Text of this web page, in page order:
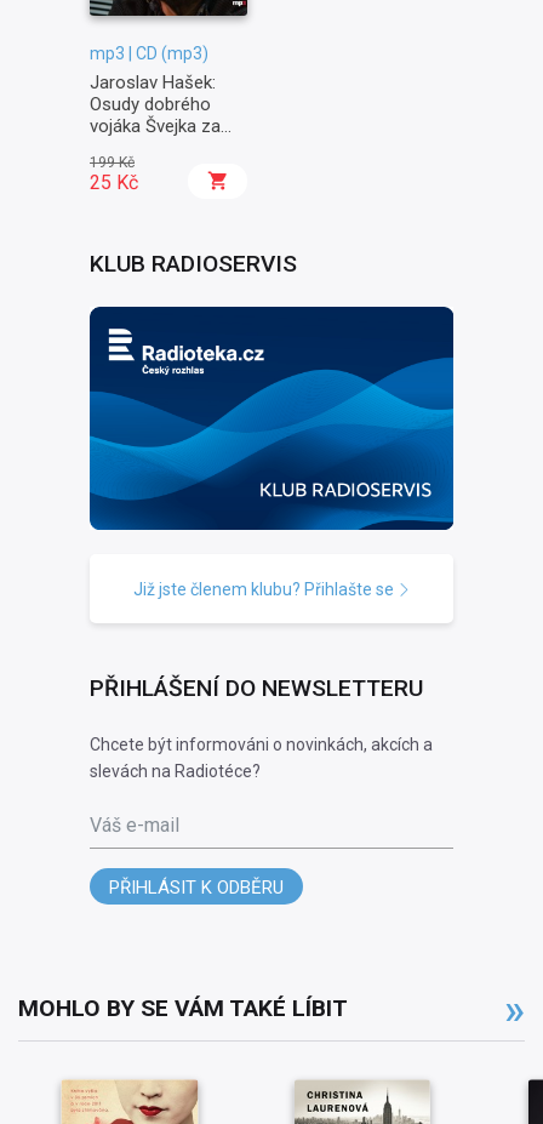
mp3 | CD (mp3)
Jaroslav Hašek:
Osudy dobrého
vojáka Švejka za
Na frontě
199 Kč
25 Kč
KLUB RADIOSERVIS
Již jste členem klubu? Přihlašte se
PŘIHLÁŠENÍ DO NEWSLETTERU
Chcete být informováni o novinkách, akcích a
slevách na Radiotéce?
Váš e-mail
PŘIHLÁSIT K ODBĚRU
MOHLO BY SE VÁM TAKÉ LÍBIT